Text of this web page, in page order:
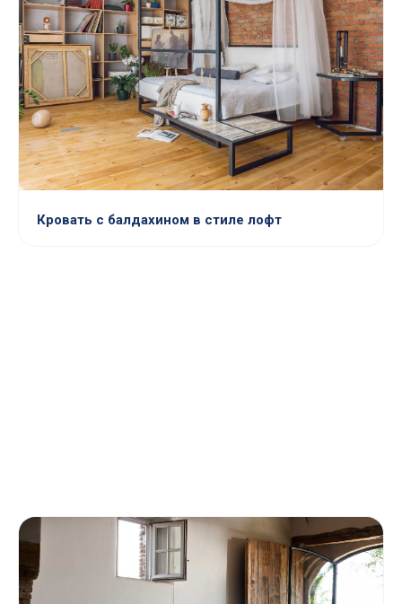
Кровать с балдахином в стиле лофт